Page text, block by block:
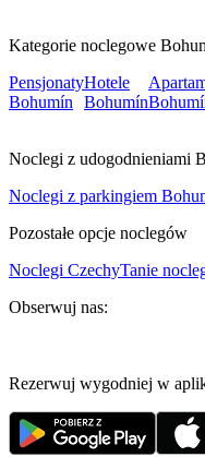
Kategorie noclegowe
Pensjonaty
Bohumín
Hotele
Bohumín
Noclegi z udogodnieniami
Noclegi z parkingiem
Pozostałe opcje noclegów
Noclegi CzechyTanie
Obserwuj nas:
Rezerwuj wygodniej w